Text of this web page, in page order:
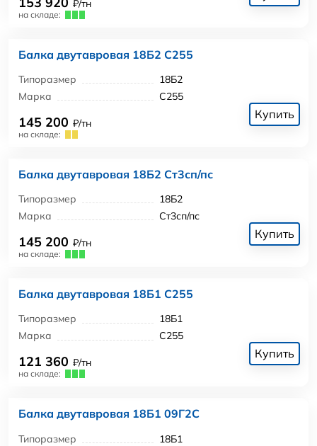
₽/тн
на складе:
Балка двутавровая 18Б2 С255
Типоразмер
18Б2
Марка
С255
145 200 ₽/тн
на складе:
Купить
Балка двутавровая 18Б2 Ст3сп/пс
Типоразмер
18Б2
Марка
Ст3сп/пс
145 200 ₽/тн
на складе:
Купить
Балка двутавровая 18Б1 С255
Типоразмер
18Б1
Марка
С255
121 360 ₽/тн
на складе:
Купить
Балка двутавровая 18Б1 09Г2С
Типоразмер
18Б1